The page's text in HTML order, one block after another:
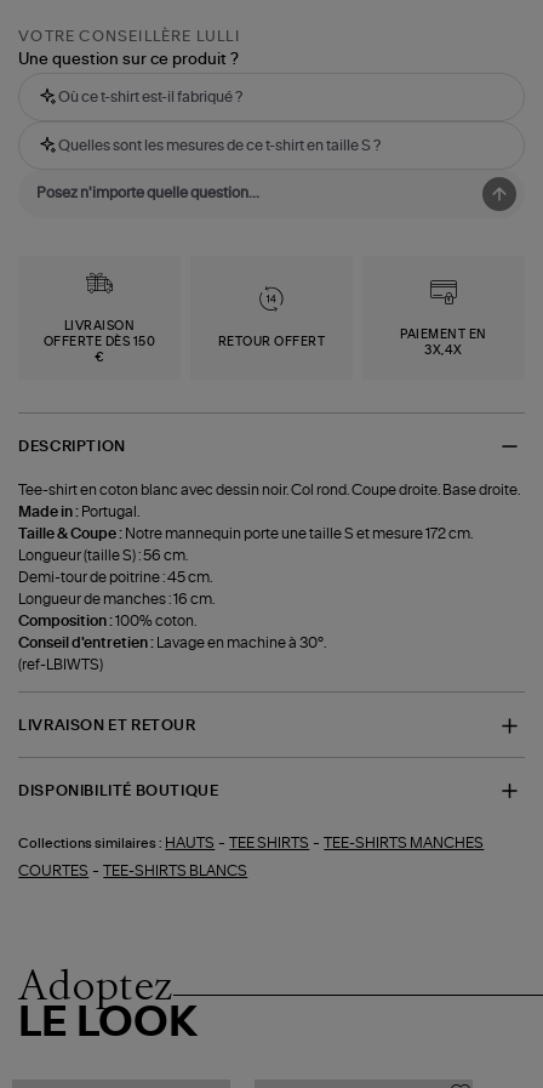
VOTRE CONSEILLÈRE LULLI
Une question sur ce produit ?
Où ce t-shirt est-il fabriqué ?
Quelles sont les mesures de ce t-shirt en taille S ?
LIVRAISON
OFFERTE DÈS 150
€
RETOUR OFFERT
PAIEMENT EN
3X,4X
DESCRIPTION
Tee-shirt en coton blanc avec dessin noir. Col rond. Coupe droite. Base droite.
Made in : Portugal.
Taille & Coupe : Notre mannequin porte une taille S et mesure 172 cm.
Longueur (taille S) : 56 cm.
Demi-tour de poitrine : 45 cm.
Longueur de manches : 16 cm.
Composition :100% coton.
Conseil d'entretien : Lavage en machine à 30°.
(ref-LBIWTS)
LIVRAISON ET RETOUR
DISPONIBILITÉ BOUTIQUE
Collections similaires : HAUTS -TEE SHIRTS -TEE-SHIRTS MANCHES
COURTES -TEE-SHIRTS BLANCS
Adoptez
LE LOOK